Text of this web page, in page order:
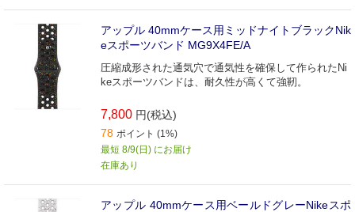
アップル 40mmケース用ミッドナイトブラックNik
eスポーツバンド MG9X4FE/A
圧縮成形された通気穴で通気性を確保して作られたNi
keスポーツバンドは、耐久性が高くて強靭。
7,800 円(税込)
78 ポイント (1%)
最短 8/9(日) にお届け
在庫あり
アップル 40mmケース用ベールドグレーNikeスポ